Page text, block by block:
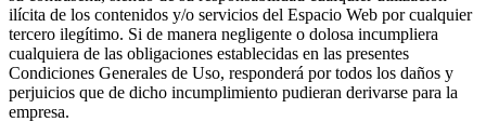
ilícita de los contenidos y/o servicios del Espacio Web por cualquier
tercero ilegítimo. Si de manera negligente o dolosa incumpliera
cualquiera de las obligaciones establecidas en las presentes
Condiciones Generales de Uso, responderá por todos los daños y
perjuicios que de dicho incumplimiento pudieran derivarse para la
empresa.